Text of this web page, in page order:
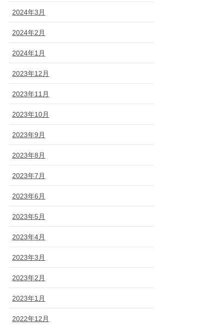
2024年3月
2024年2月
2024年1月
2023年12月
2023年11月
2023年10月
2023年9月
2023年8月
2023年7月
2023年6月
2023年5月
2023年4月
2023年3月
2023年2月
2023年1月
2022年12月